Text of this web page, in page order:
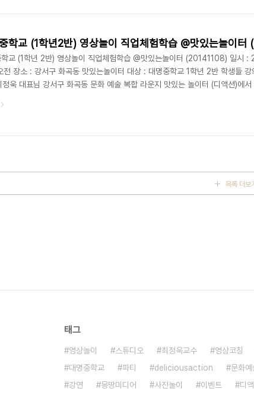
했던 이우석군이 같이 참여를 했답니다. 영상놀이 수업에 적극..
학교 (1학년2반) 영상놀이 직업체험학습 @맛있는놀이
학교 (1학년 2반) 영상놀이 직업체험학습 @맛있는놀이터 (20141108) 일시 :
전 장소 : 강서구 화곡동 맛있는놀이터 대상 : 대명중학교 1학년 2반 학생들
욱 대표님 강서구 화곡동 문화 예술 복합 라운지 맛있는 놀이터 (디액션)에서
11월 8일! 오전에는 지난 주 대명중학교 1학년 1반 친구들의 뜨거운 열정에 이
를 하게 되었는데요. 열정넘쳤던 대명중학교 1학년 2..
목록 더보기
태그
영상놀이 스튜디오 최정욱교수 영상코칭
대명중학교
파티 deliciousaction 문화예
강연
몽땅미디어 사진놀이 이벤트 디